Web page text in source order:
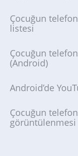
Çocuğun
listesi
Çocuğun
(Android)
Android’de
Çocuğun
görüntülenmesi